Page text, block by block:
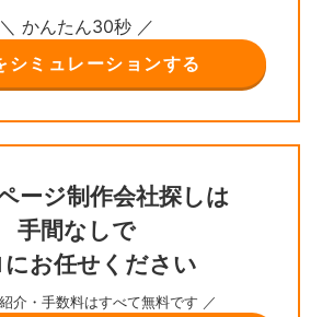
＼ かんたん30秒 ／
シミュレーションする
ージ制作会社探しは
手間なしで
にお任せください
介・手数料はすべて無料です ／